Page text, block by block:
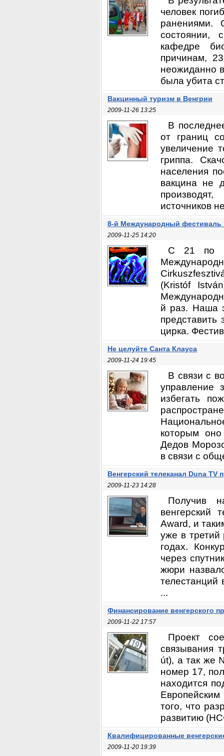
человек
ранениями.
состоянии,
кафедре
причинам,
неожиданно
была убита
Вакцинный туризм в Венгрии
2009-11-26 13:25
В
от границ
увеличение
гриппа.
населения
вакцина не
источников
8-й Международный фестиваль
2009-11-25 14:20
С 21 по
(Kristóf
й раз. Наша
представить
цирка.
Не целуйте Санта Клауса
2009-11-24 19:45
В связи с
управление
избегать
которым оно
Дедов
в связи с
Венгерский телеканал Duna TV
2009-11-23 14:28
Получив
венгерский
Award, и
уже в третий
годах.
через
жюри
телестанций
...
Финансирование венгерского
2009-11-22 17:57
Проект
связывания
út), а так же
номер 17,
находится
того, что
развитию
Квалифицированные
2009-11-20 19:39